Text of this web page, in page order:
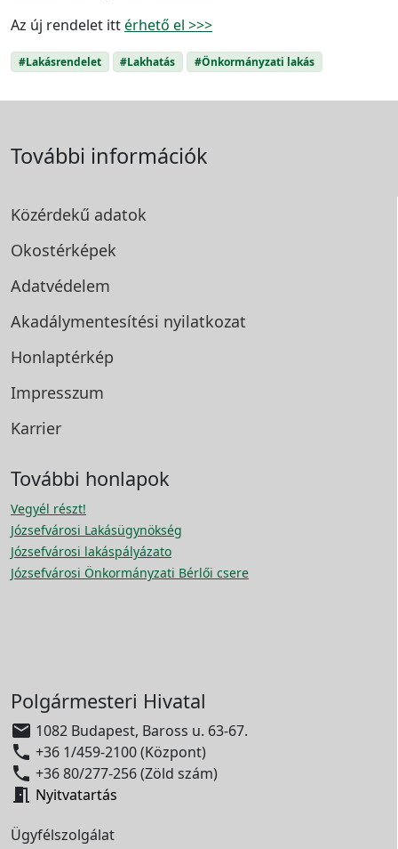
Az új rendelet ittérhető el >>>
#Lakásrendelet #Lakhatás #Önkormányzati lakás
További információk
Közérdekű adatok
Okostérképek
Adatvédelem
Akadálymentesítési nyilatkozat
Honlaptérkép
Impresszum
Karrier
További honlapok
Vegyél részt!
Józsefvárosi Lakásügynökség
Józsefvárosi lakáspályázato
Józsefvárosi Önkormányzati Bérlői csere
Polgármesteri Hivatal
 1082 Budapest, Baross u. 63-67.
 +36 1/459-2100 (Központ)
 +36 80/277-256 (Zöld szám)
 Nyitvatartás
Ügyfélszolgálat